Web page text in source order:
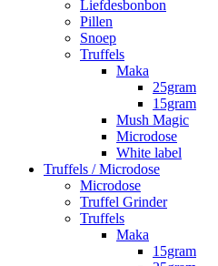
Liefdesbonbon
Pillen
Snoep
Truffels
Maka
25gram
15gram
Mush Magic
Microdose
White label
Truffels / Microdose
Microdose
Truffel Grinder
Truffels
Maka
15gram